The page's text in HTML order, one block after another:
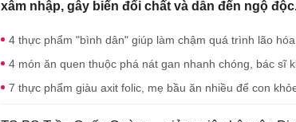
xâm nhập, gây biến đổi chất và dẫn đến ngộ
4 thực phẩm "bình dân" giúp làm chậm quá trình lão
4 món ăn quen thuộc phá nát gan nhanh chóng, bác sĩ
7 thực phẩm giàu axit folic, mẹ bầu ăn nhiều để con